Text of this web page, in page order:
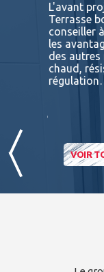
la suite
L'avant
Terrasse
conseiller
les
des
chaud,
VOIR